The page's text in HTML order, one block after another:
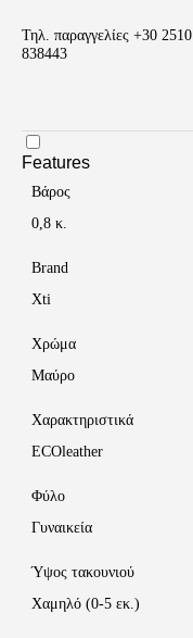
Τηλ. παραγγελίες +30 2510
838443
Features
Βάρος
0,8 κ.
Brand
Xti
Χρώμα
Μαύρο
Χαρακτηριστικά
ECOleather
Φύλο
Γυναικεία
Ύψος τακουνιού
Χαμηλό (0-5 εκ.)